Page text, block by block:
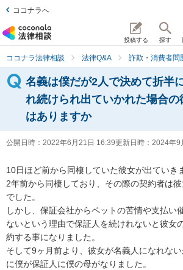
ココナラへ
投稿する 探す
ココナラ法律相談 法律Q&A 詐欺・消費者問
名義は僕だが2人で決めて折半
れ続けられ出ていかれた場合
はありますか
公開日時： 2022年6月21日 16:39更新日時： 2024年9
10日ほど前から同棲していた彼女が出ていき
2年前から同棲しており、その際の契約者は
でした。
しかし、保証会社からペットの苦情や支払い
ないという理由で保証人を続けれないと彼女
約する事になりました。
そして9ヶ月前より、彼女が名義人になれな
に僕が保証人に僕の母がなりました。